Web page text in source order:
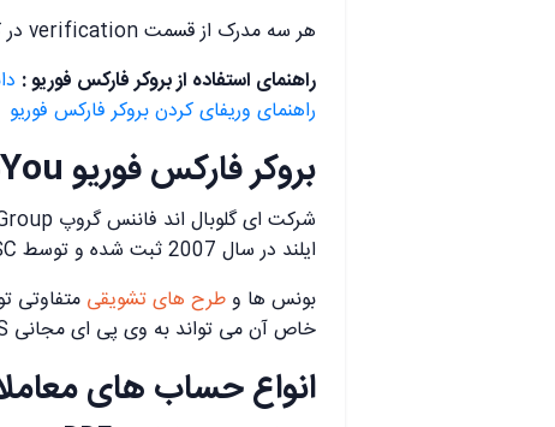
هر سه مدرک از قسمت verification در کابین شخصی آپلود شود.
راهنمای استفاده از بروکر فارکس فوریو :
راهنمای وریفای کردن بروکر فارکس فوریو
بروکر فارکس فوریو Forex4You
ایلند در سال 2007 ثبت شده و توسط FSC در سال 2010 مجوز روگوله دریافت کرده.
بونس ها وطرح های تشویقی متفاوتی
خاص آن می تواند به وی پی ای مجانی Free VPS بروی حساب های ریل یا واقعی اشاره کرد.
انواع حساب های